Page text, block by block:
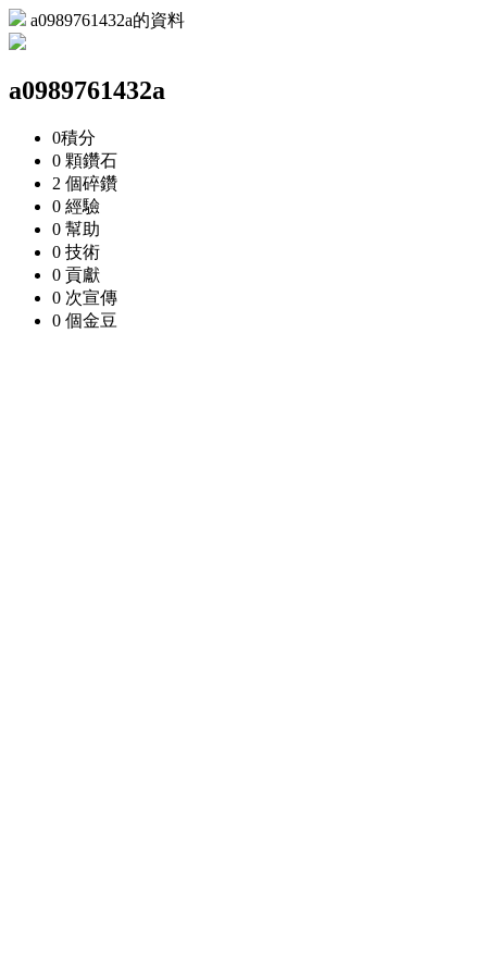
a0989761432a的資料
a0989761432a
0積分
0 顆鑽石
2 個碎鑽
0 經驗
0 幫助
0 技術
0 貢獻
0 次宣傳
0 個金豆